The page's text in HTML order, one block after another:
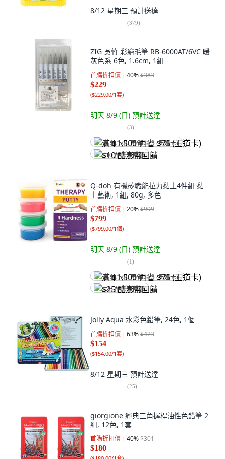
8/12 星期三 預計送達
(379)
ZIG 吳竹 彩繪毛筆 RB-6000AT/6VC 暖
灰色系 6色, 1.6cm, 1組
首購折扣價 40%$383
$229
($229.00/1套)
明天 8/9 (日) 預計送達
(3)
满 $1,500 再省 $75 (王道卡)
$10 酷澎幣回饋
Q-doh 有機矽職能拉力黏土4件組 黏
土藝術, 1組, 80g, 多色
首購折扣價 20%$999
$799
($799.00/1個)
明天 8/9 (日) 預計送達
(1)
满 $1,500 再省 $75 (王道卡)
$25 酷澎幣回饋
Jolly Aqua 水彩色鉛筆, 24色, 1個
首購折扣價 63%$423
$154
($154.00/1套)
8/12 星期三 預計送達
(25)
giorgione 經典三角握桿油性色鉛筆 2
組, 12色, 1套
首購折扣價 40%$301
$180